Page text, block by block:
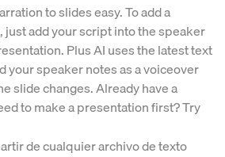
to slides easy. To add a
add your script into the speaker
Plus AI uses the latest text
your speaker notes as a voiceover
slide changes. Already have a
to make a presentation first? Try
de cualquier archivo de texto